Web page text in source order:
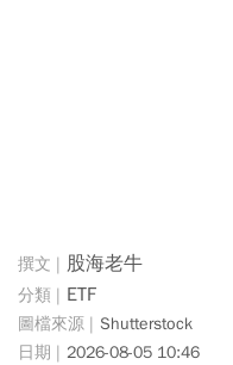
股海老牛
ETF
Shutterstock
2026-08-05 10:46